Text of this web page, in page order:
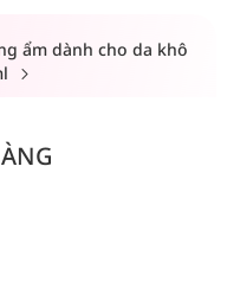
ẩm dành cho da khô